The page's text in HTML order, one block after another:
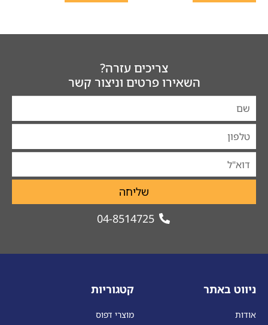
צריכים עזרה?
השאירו פרטים וניצור קשר
שליחה
04-8514725
ניווט באתר
אודות
קטגוריות
מוצרי דפוס